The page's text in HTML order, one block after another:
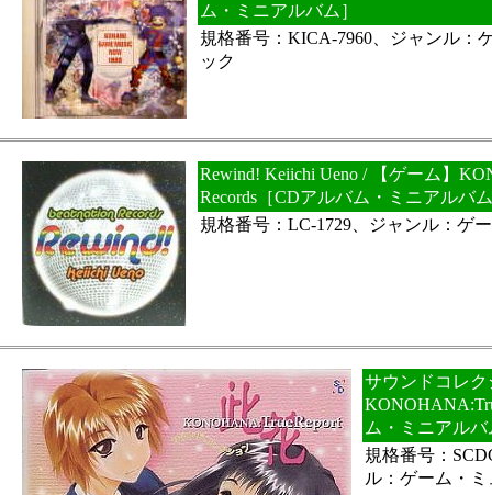
ム・ミニアルバム］
規格番号：KICA-7960、ジャンル：
ック
Rewind! Keiichi Ueno / 【ゲーム】
Records［CDアルバム・ミニアルバ
規格番号：LC-1729、ジャンル：ゲ
サウンドコレ
ム・ミニアルバ
規格番号：
ル：ゲーム・